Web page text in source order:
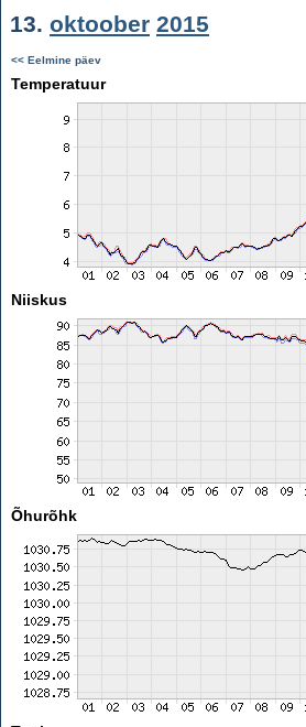
13. oktoober 2015
<< Eelmine päev
Temperatuur
Niiskus
Õhurõhk